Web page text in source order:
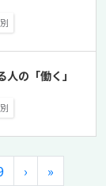
の「働く」
› »